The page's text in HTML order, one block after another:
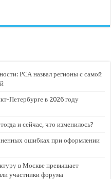
РСА назвал регионы с самой
Петербурге в 2026 году
и сейчас, что изменилось?
ошибках при оформлении
в Москве превышает
участники форума